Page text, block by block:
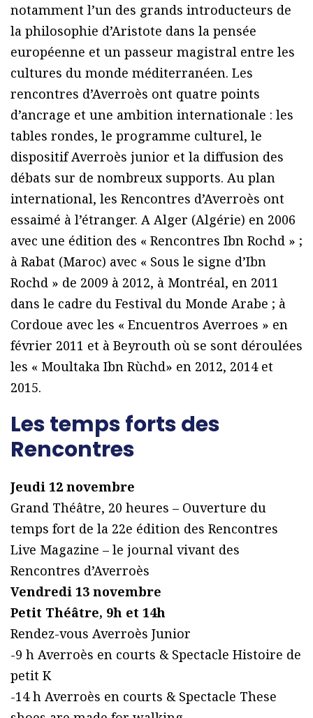
notamment l’un des grands introducteurs de
la philosophie d’Aristote dans la pensée
européenne et un passeur magistral entre les
cultures du monde méditerranéen. Les
rencontres d’Averroès ont quatre points
d’ancrage et une ambition internationale : les
tables rondes, le programme culturel, le
dispositif Averroès junior et la diffusion des
débats sur de nombreux supports. Au plan
international, les Rencontres d’Averroès ont
essaimé à l’étranger. A Alger (Algérie) en 2006
avec une édition des « Rencontres Ibn Rochd » ;
à Rabat (Maroc) avec « Sous le signe d’Ibn
Rochd » de 2009 à 2012, à Montréal, en 2011
dans le cadre du Festival du Monde Arabe ; à
Cordoue avec les « Encuentros Averroes » en
février 2011 et à Beyrouth où se sont déroulées
les « Moultaka Ibn Rùchd» en 2012, 2014 et
2015.
Les temps forts des
Rencontres
Jeudi 12 novembre
Grand Théâtre, 20 heures – Ouverture du
temps fort de la 22e édition des Rencontres
Live Magazine – le journal vivant des
Rencontres d’Averroès
Vendredi 13 novembre
Petit Théâtre, 9h et 14h
Rendez-vous Averroès Junior
-9 h Averroès en courts & Spectacle Histoire de
petit K
-14 h Averroès en courts & Spectacle These